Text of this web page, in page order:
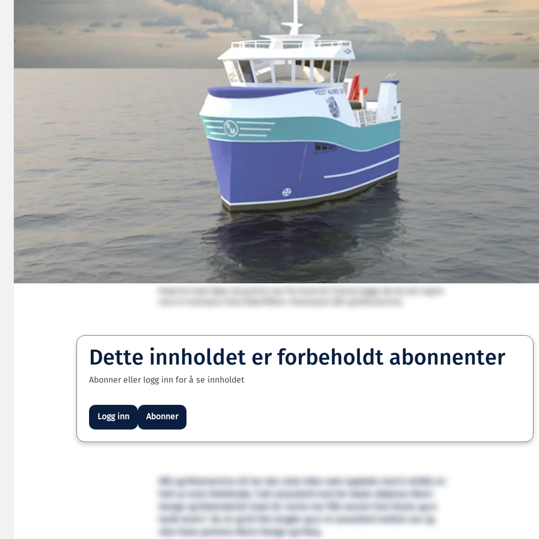
Rederiet Hawi håper på positivt svar fra Enova for å kunne bygge det de selv regner
Dette innholdet er forbeholdt abonnenter
Abonner eller logg inn for å se innholdet
Logg inn Abonner
Båt og Motorservice AS har den siste tiden vært opptatte med å utvikle en
helt ny serie fiskefartøy i tett samarbeid med de lokale aktørene Marin
Design og fiskerederiet Hawi AS. Serien har fått navnet Vest Njord, og er
tenkt levert i 36, 43 og 50 fots lengde og er et samarbeid mellom oss og
våre faste partnere Marin Design og Viteq.